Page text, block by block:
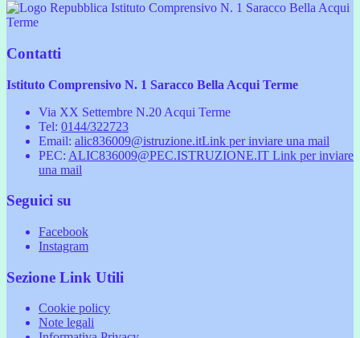
Istituto Comprensivo N. 1 Saracco Bella Acqui
Terme
Contatti
Istituto Comprensivo N. 1 Saracco Bella Acqui Terme
Via XX Settembre N.20 Acqui Terme
Tel: 0144/322723
Email: alic836009@istruzione.itLink per inviare una mail
PEC: ALIC836009@PEC.ISTRUZIONE.IT Link per inviare
una mail
Seguici su
Facebook
Instagram
Sezione Link Utili
Cookie policy
Note legali